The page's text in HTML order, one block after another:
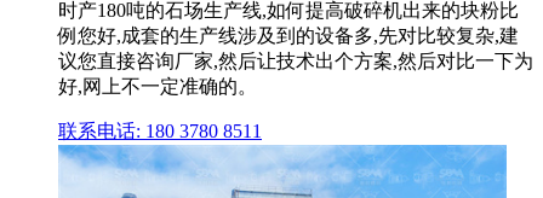
时产180吨的石场生产线,如何提高破碎机出来的块粉比
例您好,成套的生产线涉及到的设备多,先对比较复杂,建
议您直接咨询厂家,然后让技术出个方案,然后对比一下为
好,网上不一定准确的。
联系电话: 180 3780 8511